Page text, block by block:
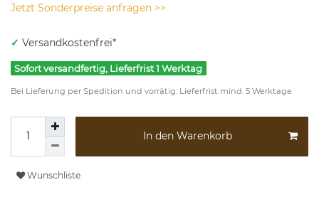
Jetzt Sonderpreise anfragen >>
✓ Versandkostenfrei*
Sofort versandfertig, Lieferfrist 1 Werktag
Bei Lieferung per Spedition und vorrätig: Lieferfrist mind. 5 Werktage
In den Warenkorb
Wunschliste